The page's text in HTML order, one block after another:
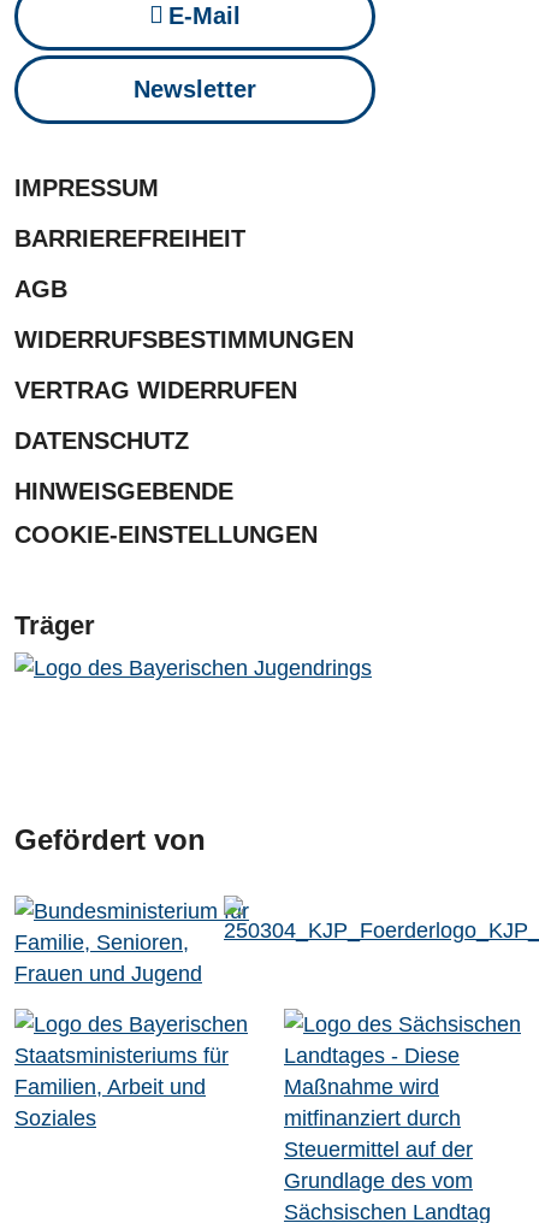
E-Mail
Newsletter
IMPRESSUM
BARRIEREFREIHEIT
AGB
WIDERRUFSBESTIMMUNGEN
VERTRAG WIDERRUFEN
DATENSCHUTZ
HINWEISGEBENDE
COOKIE-EINSTELLUNGEN
Träger
Gefördert von